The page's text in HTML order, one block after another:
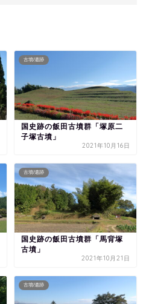
古墳/遺跡
国史跡の飯田古墳群「塚原二
子塚古墳」
2021年10月16日
古墳/遺跡
国史跡の飯田古墳群「馬背塚
古墳」
2021年10月21日
古墳/遺跡